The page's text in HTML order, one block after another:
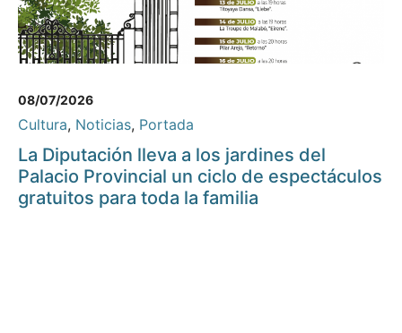
08/07/2026
Cultura, Noticias, Portada
La Diputación lleva a los jardines del
Palacio Provincial un ciclo de espectáculos
gratuitos para toda la familia